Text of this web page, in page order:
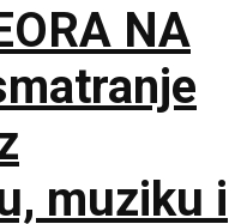
NA
muziku i